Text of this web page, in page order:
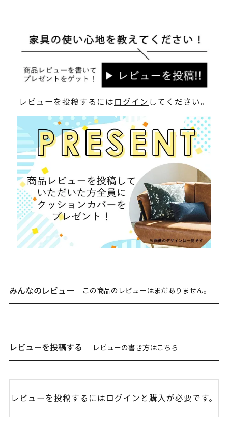
レビューを投稿するにはログイン してください。
みんなのレビュー この商品のレビューはまだありません。
レビューを投稿する レビューの書き方はこちら
レビューを投稿するにはログイン と購入が必要です。